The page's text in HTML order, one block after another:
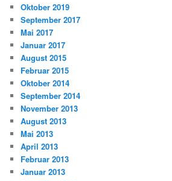
Oktober 2019
September 2017
Mai 2017
Januar 2017
August 2015
Februar 2015
Oktober 2014
September 2014
November 2013
August 2013
Mai 2013
April 2013
Februar 2013
Januar 2013